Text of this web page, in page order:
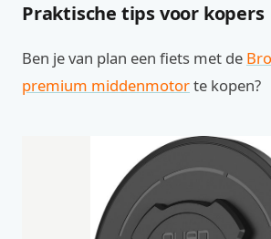
Praktische tips voor kopers
Ben je van plan een fiets met de
premium middenmotorte kopen?